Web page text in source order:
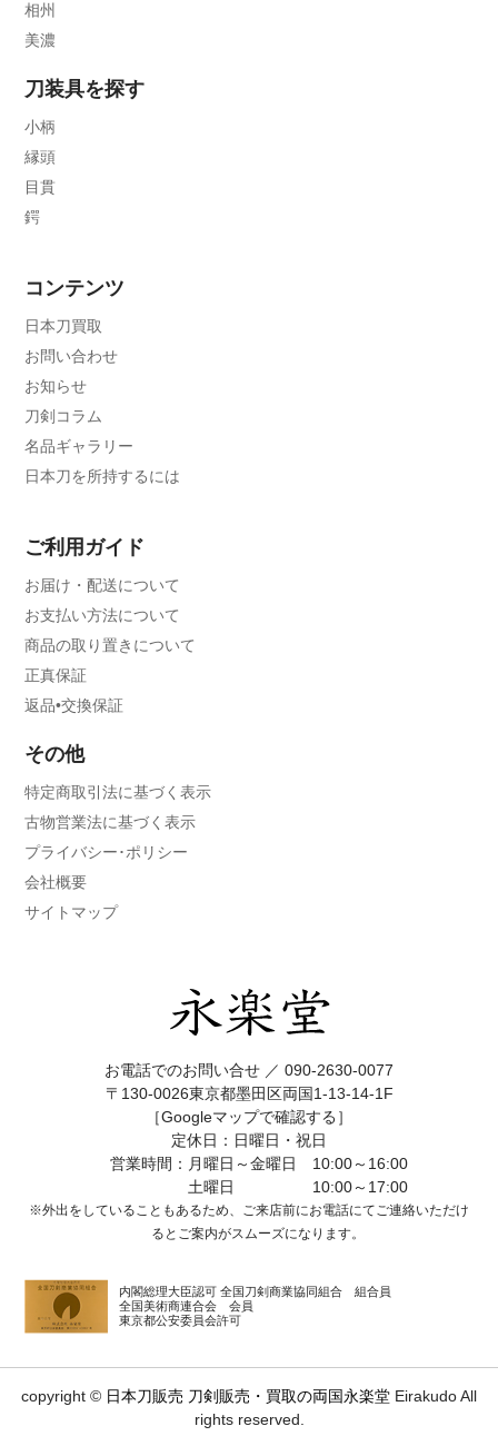
相州
美濃
刀装具を探す
小柄
縁頭
目貫
鍔
コンテンツ
日本刀買取
お問い合わせ
お知らせ
刀剣コラム
名品ギャラリー
日本刀を所持するには
ご利用ガイド
お届け・配送について
お支払い方法について
商品の取り置きについて
正真保証
返品•交換保証
その他
特定商取引法に基づく表示
古物営業法に基づく表示
プライバシー･ポリシー
会社概要
サイトマップ
お電話でのお問い合せ ／ 090-2630-0077
〒130-0026東京都墨田区両国1-13-14-1F
［Googleマップで確認する］
定休日：日曜日・祝日
営業時間：月曜日～金曜日 10:00～16:00
土曜日 10:00～17:00
※外出をしていることもあるため、ご来店前にお電話にてご連絡いただけ
ると ご案内がスムーズになります。
内閣総理大臣認可 全国刀剣商業協同組合 組合員
全国美術商連合会 会員
東京都公安委員会許可
copyright © 日本刀販売 刀剣販売・買取の両国永楽堂 Eirakudo All
rights reserved.